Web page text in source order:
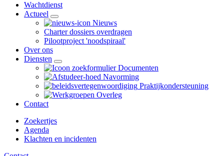
Wachtdienst
Actueel
Nieuws
Charter dossiers overdragen
Pilootproject 'noodspiraal'
Over ons
Diensten
Documenten
Navorming
Praktijk­ondersteuning
Overleg
Contact
Zoekertjes
Agenda
Klachten en incidenten